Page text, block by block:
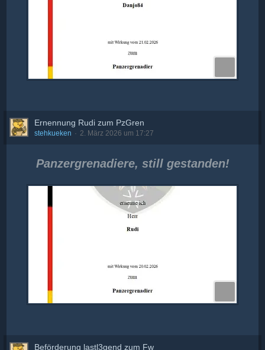
Ernennung Rudi zum PzGren
stehkueken 2. März 2026 um 17:27
Panzergrenadiere, still gestanden!
Beförderung lastl3gend zum Fw